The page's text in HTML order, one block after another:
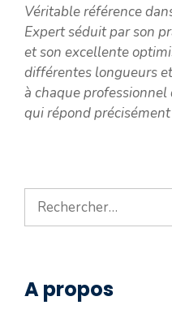
Véritable référence
Expert séduit par son
et son excellente
différentes longueurs
à chaque
qui répond
Rechercher :
A propos